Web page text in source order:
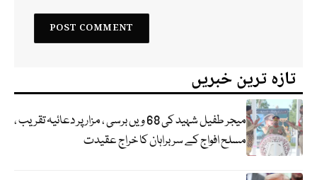
تازہ ترین خبریں
میجر طفیل شہید کی 68 ویں برسی ، مزار پر دعائیہ تقریب ،
مسلح افواج کے سربراہان کا خراج عقیدت